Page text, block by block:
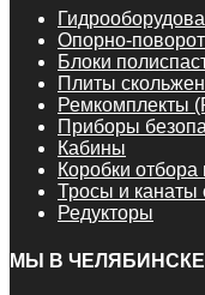
Опорно-
Блоки
Плиты
Ремкомплекты
Приборы
Кабины
Коробки
Тросы и канаты
Редукторы
МЫ В ЧЕЛЯБИНСКЕ